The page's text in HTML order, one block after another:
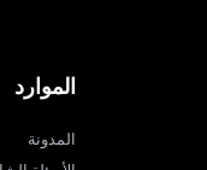
الموارد
المدونة